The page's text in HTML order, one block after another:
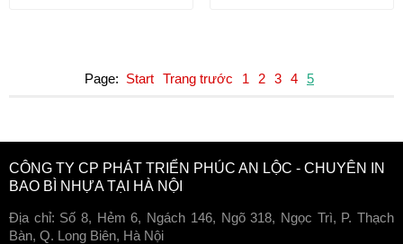
Page: Start Trang trước 1 2 3 4 5
CÔNG TY CP PHÁT TRIỂN PHÚC AN LỘC - CHUYÊN IN
BAO BÌ NHỰA TẠI HÀ NỘI
Địa chỉ: Số 8, Hẻm 6, Ngách 146, Ngõ 318, Ngọc Trì, P. Thạch
Bàn, Q. Long Biên, Hà Nội